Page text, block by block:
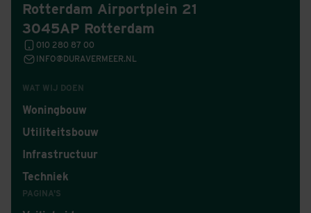
WAT WIJ DOEN
Woningbouw
Utiliteitsbouw
Infrastructuur
Techniek
PAGINA'S
Rotterdam Airportplein 21
3045AP Rotterdam
010 280 87 00
INFO@DURAVERMEER.NL